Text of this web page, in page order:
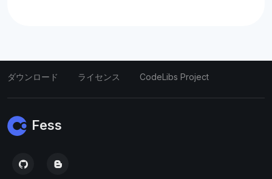
ダウンロード ライセンス CodeLibs Project
Fess